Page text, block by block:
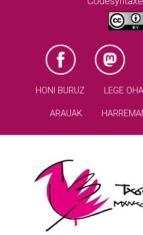
HONI BURUZ LEGE
ARAUAK